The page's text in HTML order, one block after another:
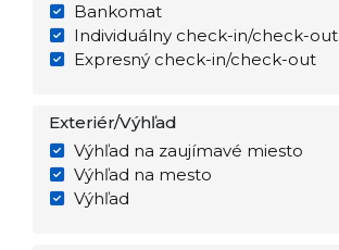
Bankomat
Individuálny check-in/check-out
Expresný check-in/check-out
Exteriér/Výhľad
Výhľad na zaujímavé miesto
Výhľad na mesto
Výhľad